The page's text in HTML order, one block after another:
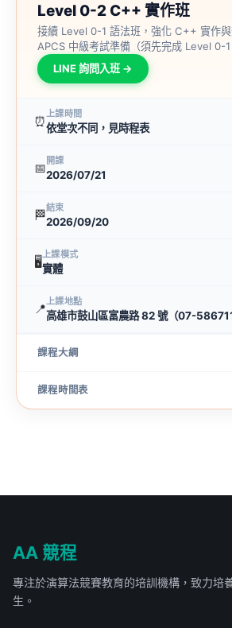
Level 0-2 C++ 實作班
接續 Level 0-1 語法班，強化 C++ 實作
APCS 中級考試準備（須先完成 Level 0-1
LINE 詢問入班 →
⏰上課時間
依堂次不同，見時程表
📅 開課
2026/07/21
🏁結束
2026/09/20
🖥上課模式
實體
📍上課地點
高雄市鼓山區富農路 82 號（07-
課程大綱
課程時間表
AA 競程
專注於演算法競賽教育的培訓機構，致力培
生。